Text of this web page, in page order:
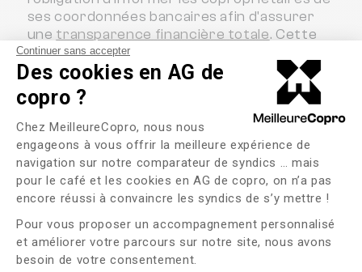
Continuer sans accepter
Des cookies en AG de
copro ?
Plateforme de Gestion du
Chez MeilleureCopro, nous nous
engageons à vous offrir la meilleure expérience de
navigation sur notre comparateur de syndics … mais
pour le café et les cookies en AG de copro, on n’a pas
encore réussi à convaincre les syndics de s’y mettre !
Pour vous proposer un accompagnement personnalisé
et améliorer votre parcours sur notre site, nous avons
besoin de votre consentement.
Axeptio consent
ses coordonnées bancaires afin d'assurer
une transparence financière totale. Cette
communication permet à chaque
copropriétaire de connaître les références
du compte sur lequel sont déposées leurs
cotisations. Toutes les sommes perçues
pour le compte du syndicat doivent être
déposées sur ce compte sans délai. Les
dépenses engagées pour la copropriété
doivent être réglées exclusivement à partir
de ce compte, garantissant ainsi une
financiers.